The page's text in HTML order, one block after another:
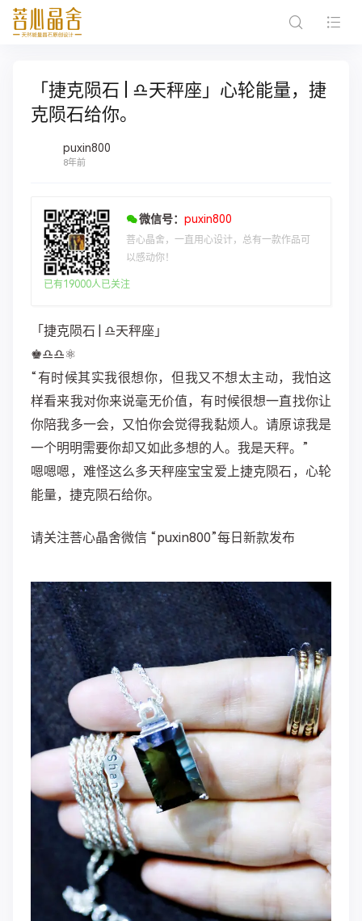
「捷克陨石 | ♎︎天秤座」心轮能量，捷
克陨石给你。
puxin800
8年前
微信号： puxin800
菩心晶舍，一直用心设计，总有一款作品可
以感动你！
已有19000人已关注
「捷克陨石 | ♎︎天秤座」
♚♎︎♎︎⚛︎
“有时候其实我很想你，但我又不想太主动，我怕这
样看来我对你来说毫无价值，有时候很想一直找你让
你陪我多一会，又怕你会觉得我黏烦人。请原谅我是
一个明明需要你却又如此多想的人。我是天秤。” ​​​​
嗯嗯嗯，难怪这么多天秤座宝宝爱上捷克陨石，心轮
能量，捷克陨石给你。
请关注菩心晶舍微信 “puxin800”每日新款发布